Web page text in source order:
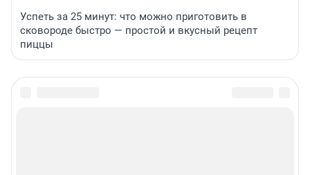
Успеть за 25 минут: что можно приготовить в
сковороде быстро — простой и вкусный рецепт
пиццы